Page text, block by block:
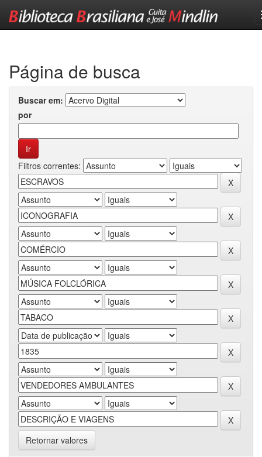
Página de busca
Buscar em:
por
Filtros correntes:
Retornar valores